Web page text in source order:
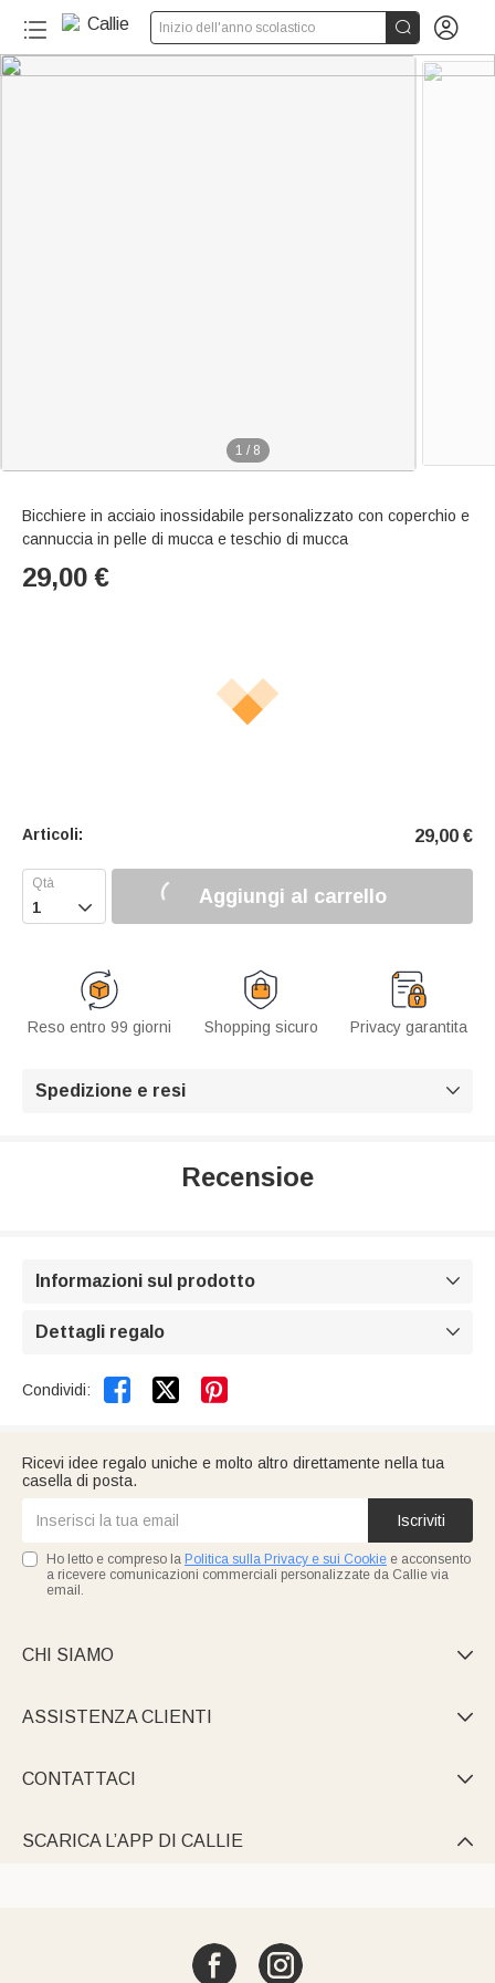
Inizio dell'anno scolastico  
1 / 8
Bicchiere in acciaio inossidabile personalizzato con coperchio e
cannuccia in pelle di mucca e teschio di mucca
29,00 €
Articoli: 29,00 €
 Aggiungi al carrello
Reso entro 99 giorni Shopping sicuro Privacy garantita
Spedizione e resi 
Recensioe
Informazioni sul prodotto 
Dettagli regalo 
Condividi:  
Ricevi idee regalo uniche e molto altro direttamente nella tua
casella di posta.
Iscriviti
Ho letto e compreso la Politica sulla Privacy e sui Cookie e acconsento
a ricevere comunicazioni commerciali personalizzate da Callie via
email.
CHI SIAMO 
ASSISTENZA CLIENTI 
CONTATTACI 
SCARICA L’APP DI CALLIE 